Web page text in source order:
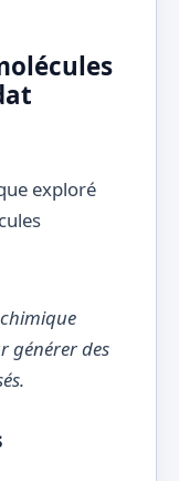
chimique
générer des